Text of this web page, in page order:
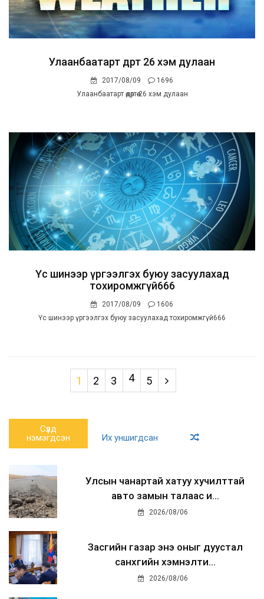
Улаанбаатарт өдөртөө 26 хэм дулаан
2017/08/09
1696
Улаанбаатарт өдөртөө 26 хэм дулаан
Үс шинээр үргээлгэх буюу засуулахад
тохиромжгүй666
2017/08/09
1606
Үс шинээр үргээлгэх буюу засуулахад тохиромжгүй666
1 2 3 4 5
Сүүлд
нэмэгдсэн
Их уншигдсан
Улсын чанартай хатуу хучилттай
авто замын талаас и...
2026/08/06
Засгийн газар энэ оныг дуустал
санхүүгийн хэмнэлти...
2026/08/06